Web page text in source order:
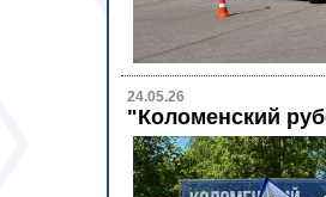
24.05.26
"Коломенский